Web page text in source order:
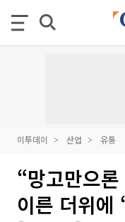
이투데이 산업 유통
“망고만으
이른 더위에